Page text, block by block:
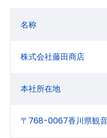
名称
株式会社藤田商店
本社所在地
〒768-0067香川県観